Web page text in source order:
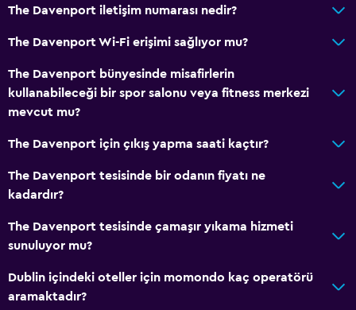
The Davenport iletişim numarası nedir?
The Davenport Wi-Fi erişimi sağlıyor mu?
The Davenport bünyesinde misafirlerin
kullanabileceği bir spor salonu veya fitness merkezi
mevcut mu?
The Davenport için çıkış yapma saati kaçtır?
The Davenport tesisinde bir odanın fiyatı ne
kadardır?
The Davenport tesisinde çamaşır yıkama hizmeti
sunuluyor mu?
Dublin içindeki oteller için momondo kaç operatörü
aramaktadır?